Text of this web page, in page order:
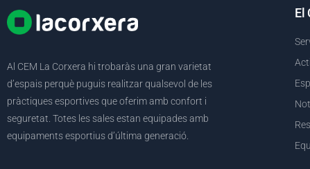
Al CEM La Corxera hi trobaràs una gran varietat
d’espais perquè puguis realitzar qualsevol de les
pràctiques esportives que oferim amb confort i
seguretat. Totes les sales estan equipades amb
equipaments esportius d’última generació.
El